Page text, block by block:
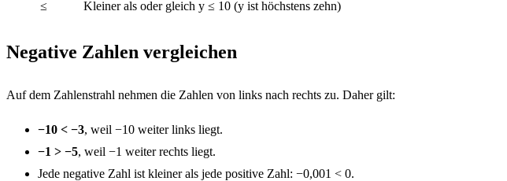
≤
Kleiner als oder gleich y ≤ 10 (y ist höchstens zehn)
Negative Zahlen vergleichen
Auf dem Zahlenstrahl nehmen die Zahlen von links nach rechts zu. Daher gilt:
−10 < −3, weil −10 weiter links liegt.
−1 > −5, weil −1 weiter rechts liegt.
Jede negative Zahl ist kleiner als jede positive Zahl: −0,001 < 0.